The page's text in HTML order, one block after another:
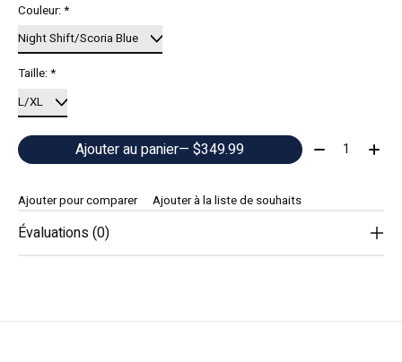
Couleur:*
Taille:*
Ajouter au panier — $349.99 Quantité:
Ajouter pour comparer Ajouter à la liste de souhaits
Évaluations (0)